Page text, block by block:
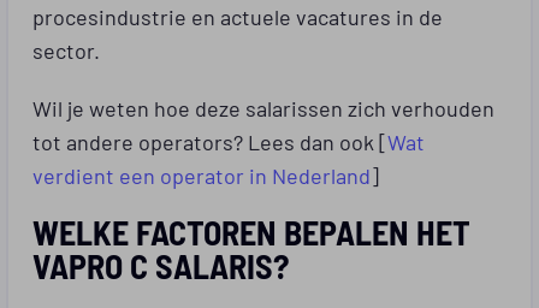
procesindustrie en actuele vacatures in de
sector.
Wil je weten hoe deze salarissen zich verhouden
tot andere operators? Lees dan ook [Wat
verdient een operator in Nederland]
WELKE FACTOREN BEPALEN HET
VAPRO C SALARIS?